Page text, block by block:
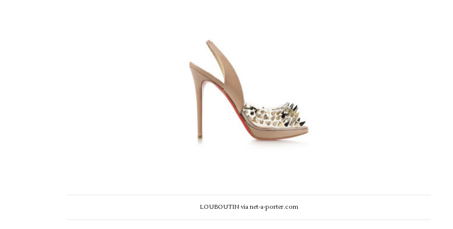
LOUBOUTIN via net-a-porter.com